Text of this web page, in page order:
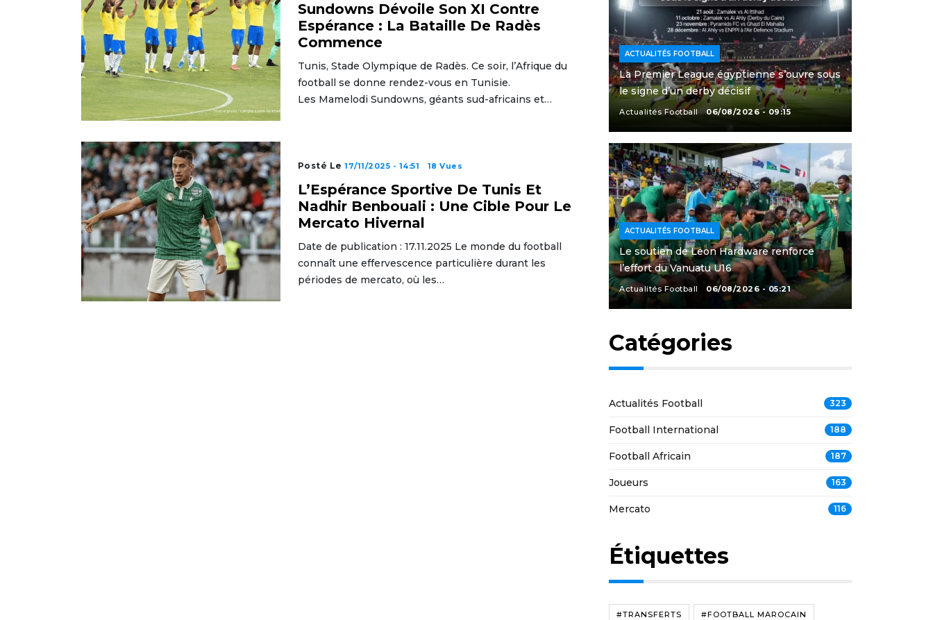
Sundowns Dévoile Son XI Contre
Espérance : La Bataille De Radès
Commence
Tunis, Stade Olympique de Radès. Ce soir, l’Afrique du
football se donne rendez-vous en Tunisie.
Les Mamelodi Sundowns, géants sud-africains et…
Posté Le17/11/2025 - 14:51 18 Vues
L’Espérance Sportive De Tunis Et
Nadhir Benbouali : Une Cible Pour Le
Mercato Hivernal
Date de publication : 17.11.2025 Le monde du football
connaît une effervescence particulière durant les
périodes de mercato, où les…
ACTUALITÉS FOOTBALL
La Premier League égyptienne s’ouvre sous
le signe d’un derby décisif
Actualités Football 06/08/2026 - 09:15
ACTUALITÉS FOOTBALL
Le soutien de Leon Hardware renforce
l’effort du Vanuatu U16
Actualités Football 06/08/2026 - 05:21
Catégories
Actualités Football 323
Football International 188
Football Africain 187
Joueurs 163
Mercato 116
Étiquettes
#TRANSFERTS #FOOTBALL MAROCAIN